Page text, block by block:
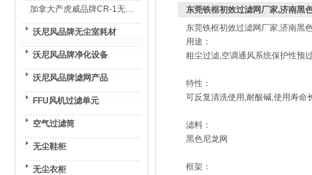
加拿大产虎威品牌CR-1无尘室专用吸尘器
沃尼风品牌无尘室耗材
沃尼风品牌净化设备
沃尼风品牌滤网产品
FFU风机过滤单元
空气过滤筒
无尘鞋柜
无尘衣柜
东莞铁框初效过滤网厂家,济南黑
东莞铁框初效过滤网厂家,济南黑
用途：
粗尘过滤,空调通风系统保护性预
特性：
可反复清洗使用,耐酸碱,使用寿命
滤料：
黑色尼龙网
框架：